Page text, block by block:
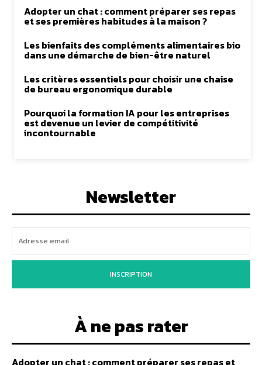
Adopter un chat : comment préparer ses repas
et ses premières habitudes à la maison ?
Les bienfaits des compléments alimentaires bio
dans une démarche de bien-être naturel
Les critères essentiels pour choisir une chaise
de bureau ergonomique durable
Pourquoi la formation IA pour les entreprises
est devenue un levier de compétitivité
incontournable
Newsletter
INSCRIPTION
À ne pas rater
Adopter un chat : comment préparer ses repas et